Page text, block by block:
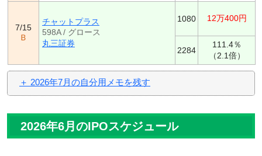
7/15
Ｂ
チャットプラス
598A / グロース
丸三証券
1080 12万400円
2284
111.4％
（2.1倍）
＋ 2026年7月の自分用メモを残す
2026年6月のIPOスケジュール